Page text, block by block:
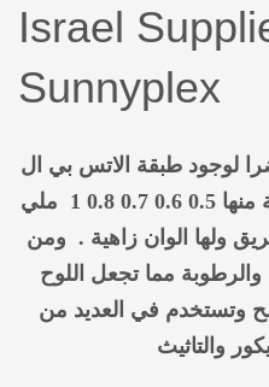
Israel
Sunnyplex
لوجود طبقة الاتس بي ال
واللتي تجهز بسماكات مختلفة منها 0.5 0.6 0.7 0.8 1 ملي
ولها الوان زاهية . ومن
والرطوبة مما تجعل اللوح
وتستخدم في العديد من